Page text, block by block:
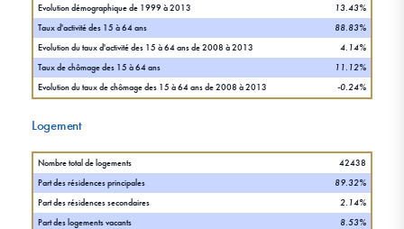
Evolution démographique de 1999 à 2013
13.43%
Taux d'activité des 15 à 64 ans
88.83%
Evolution du taux d'activité des 15 à 64 ans de 2008 à 2013
4.14%
Taux de chômage des 15 à 64 ans
11.12%
Evolution du taux de chômage des 15 à 64 ans de 2008 à 2013
-0.24%
Logement
Nombre total de logements
42438
Part des résidences principales
89.32%
Part des résidences secondaires
2.14%
Part des logements vacants
8.53%